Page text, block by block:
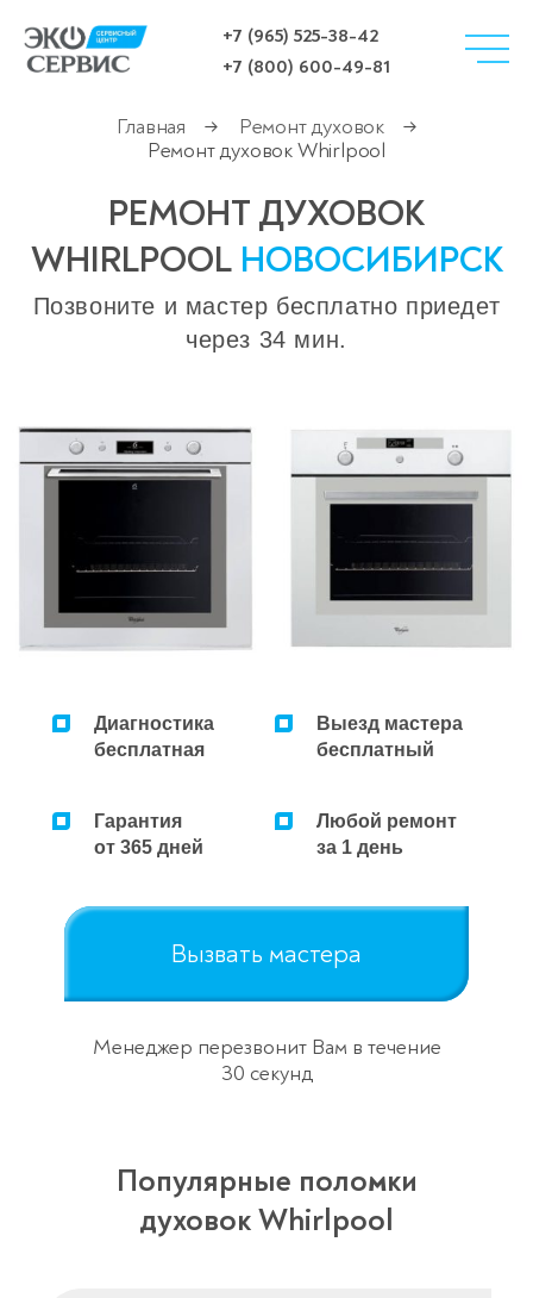
+7 (965) 525-38-42
+7 (800) 600-49-81
Главная → Ремонт духовок
→
Ремонт духовок Whirlpool
РЕМОНТ ДУХОВОК
WHIRLPOOL НОВОСИБИРСК
Позвоните и мастер бесплатно приедет
через 34 мин.
Диагностика
бесплатная
Выезд мастера
бесплатный
Гарантия
от 365 дней
Любой ремонт
за 1 день
Вызвать мастера
Менеджер перезвонит Вам в течение
30 секунд
Популярные поломки
духовок Whirlpool